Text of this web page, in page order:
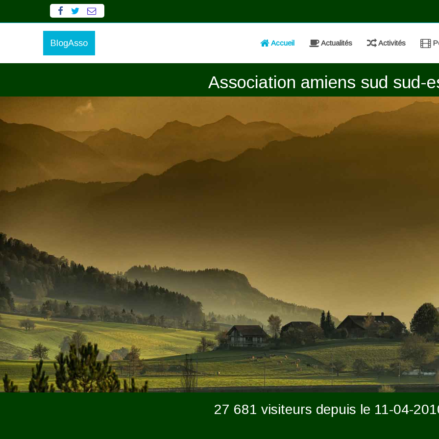
BlogAsso Accueil Actualités Activités
Association amiens sud sud-
27 681 visiteurs depuis le 11-04-